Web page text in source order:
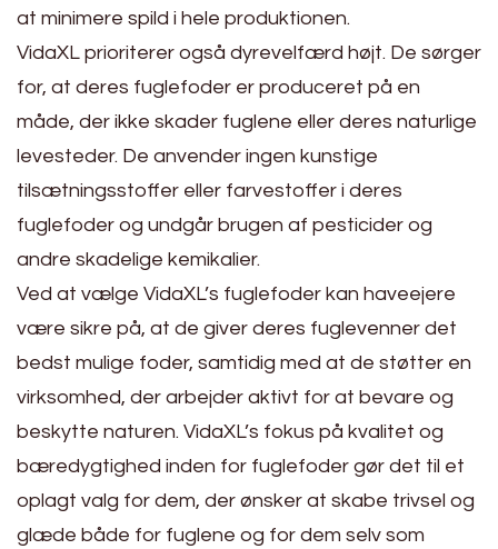
at minimere spild i hele produktionen.
VidaXL prioriterer også dyrevelfærd højt. De sørger
for, at deres fuglefoder er produceret på en
måde, der ikke skader fuglene eller deres naturlige
levesteder. De anvender ingen kunstige
tilsætningsstoffer eller farvestoffer i deres
fuglefoder og undgår brugen af pesticider og
andre skadelige kemikalier.
Ved at vælge VidaXL’s fuglefoder kan haveejere
være sikre på, at de giver deres fuglevenner det
bedst mulige foder, samtidig med at de støtter en
virksomhed, der arbejder aktivt for at bevare og
beskytte naturen. VidaXL’s fokus på kvalitet og
bæredygtighed inden for fuglefoder gør det til et
oplagt valg for dem, der ønsker at skabe trivsel og
glæde både for fuglene og for dem selv som